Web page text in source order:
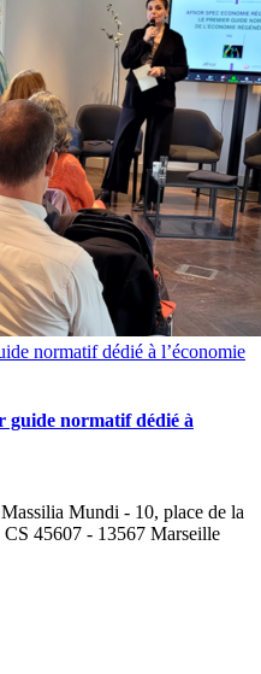
normatif dédié à l’économie
guide normatif dédié à
Mundi - 10, place de la
45607 - 13567 Marseille